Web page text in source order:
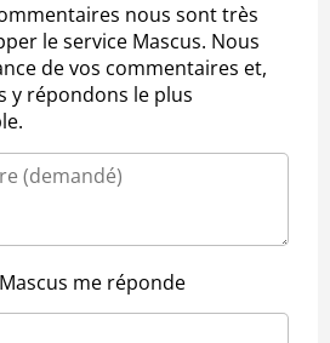
nous sont très
le service Mascus. Nous
de vos commentaires et,
y répondons le plus
me réponde